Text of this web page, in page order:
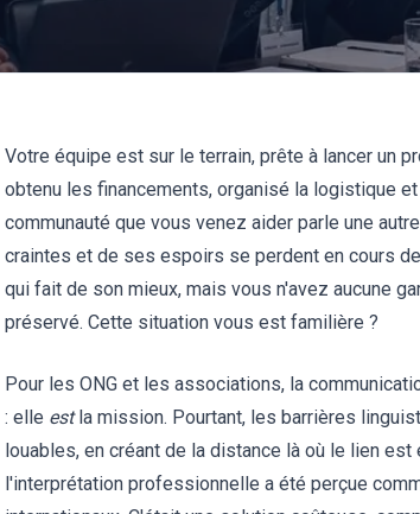
Votre équipe est sur le terrain, prête à lancer un
obtenu les financements, organisé la logistique
communauté que vous venez aider parle une
craintes et de ses espoirs se perdent en cours
qui fait de son mieux, mais vous n'avez aucune
préservé. Cette situation vous est familière ?
Pour les ONG et les associations, la
: elle estla mission. Pourtant, les barrières
louables, en créant de la distance là où le lien
l'interprétation professionnelle a été perçue